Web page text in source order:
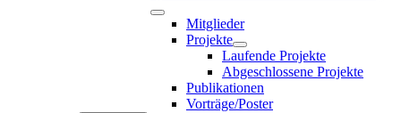
Mitglieder
Projekte
Laufende Projekte
Abgeschlossene Projekte
Publikationen
Vorträge/Poster